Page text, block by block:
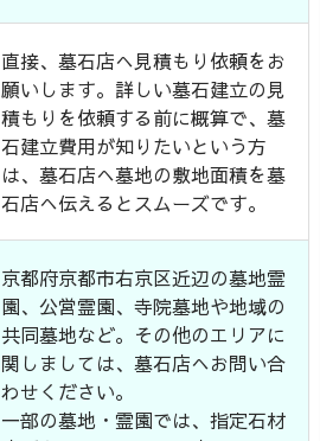
直接、墓石店へ見積もり依頼をお
願いします。詳しい墓石建立の見
積もりを依頼する前に概算で、墓
石建立費用が知りたいという方
は、墓石店へ墓地の敷地面積を墓
石店へ伝えるとスムーズです。
京都府京都市右京区近辺の墓地霊
園、公営霊園、寺院墓地や地域の
共同墓地など。その他のエリアに
関しましては、墓石店へお問い合
わせください。
一部の墓地・霊園では、指定石材